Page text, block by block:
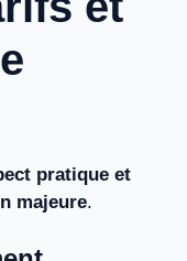
pratique et
majeure.